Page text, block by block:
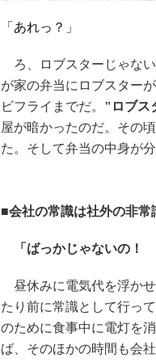
「あれっ？」
ろ、ロブスターじゃな
が家の弁当にロブスター
ビフライまでだ。 "ロブス
屋が暗かったのだ。その
た。そして弁当の中身が
■会社の常識は社外の非常
「ばっかじゃないの！
昼休みに電気代を浮か
たり前に常識として行っ
のために食事中に電灯を
ば、そのほかの時間も会